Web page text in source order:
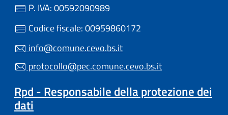
P. IVA: 00592090989
Codice fiscale: 00959860172
info@comune.cevo.bs.it
protocollo@pec.comune.cevo.bs.it
Rpd - Responsabile della protezione dei
dati